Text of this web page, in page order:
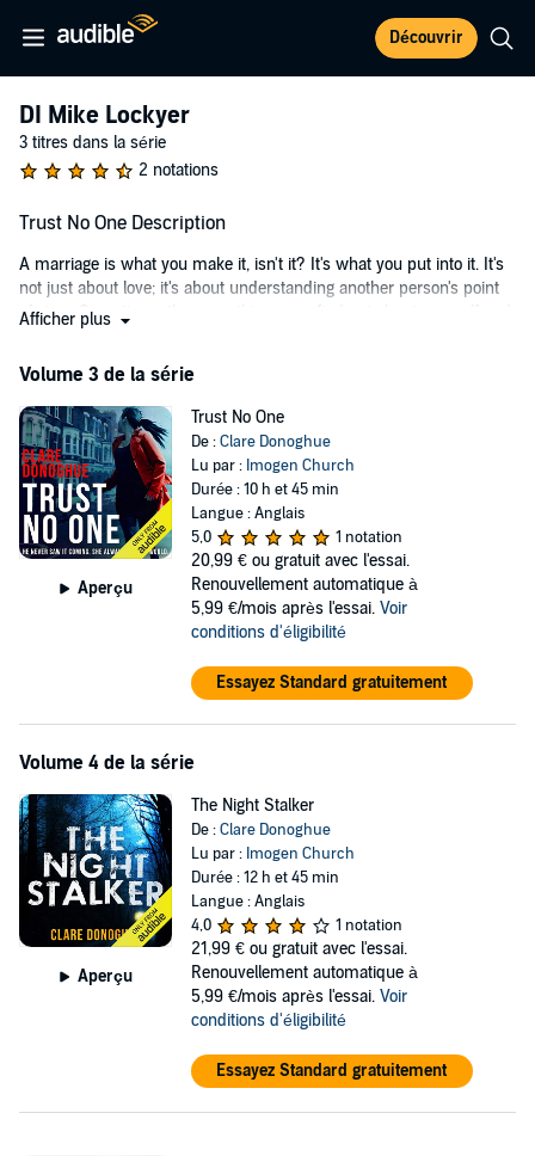
Découvrir
DI Mike Lockyer
3 titres dans la série
2 notations
Trust No One Description
A marriage is what you make it, isn't it? It's what you put into it. It's
not just about love; it's about understanding another person's point
of view. Sometimes there are things you find out about yourself and
there's a murder.
DS Jane Bennett and DI Mike Lockyer are called in to investigate one
of the South London murder squad's most difficult and distressing
cases yet - where family and friends come under scrutiny in the
hardest of circumstances.
©2016 Clare Donoghue (P)2016 Audible, Ltd
Afficher plus
Volume 3 de la série
Aperçu
Trust No One
De :Clare Donoghue
Lu par : Imogen Church
Durée : 10 h et 45 min
Langue : Anglais
5,0
1 notation
20,99 € ou gratuit avec l'essai.
Renouvellement automatique à
5,99 €/mois après l'essai. Voir
conditions d'éligibilité
Essayez Standard gratuitement
Volume 4 de la série
Aperçu
The Night Stalker
De :Clare Donoghue
Lu par : Imogen Church
Durée : 12 h et 45 min
Langue : Anglais
4,0
1 notation
21,99 € ou gratuit avec l'essai.
Renouvellement automatique à
5,99 €/mois après l'essai. Voir
conditions d'éligibilité
Essayez Standard gratuitement